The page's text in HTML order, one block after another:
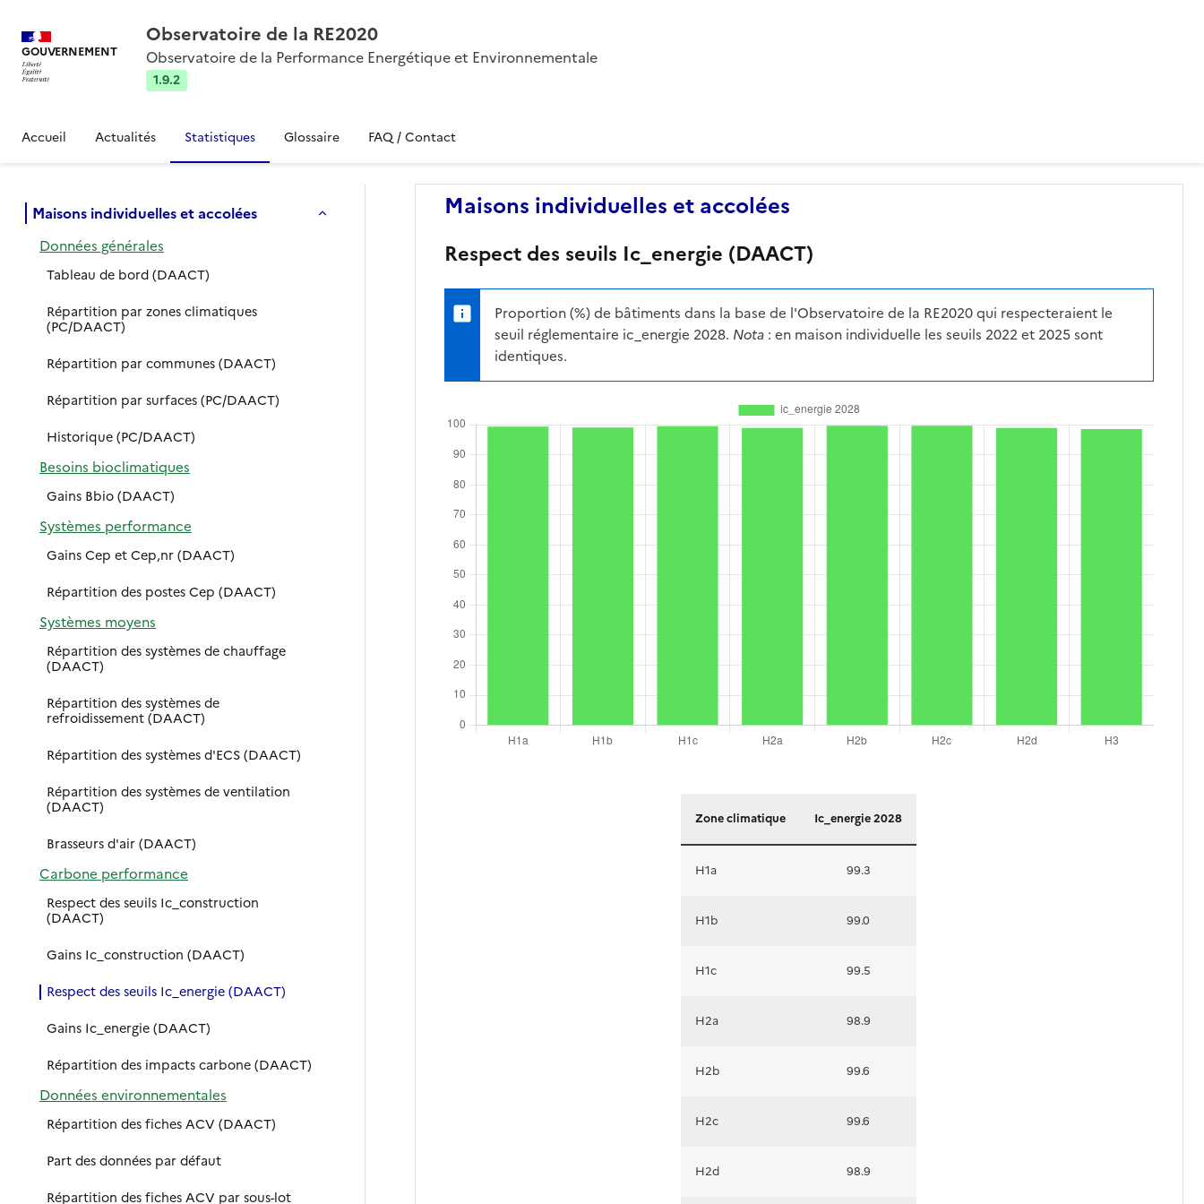
GOUVERNEMENT
Observatoire de la RE2020
Observatoire de la Performance Energétique et Environnementale
1.9.2
Accueil Actualités Statistiques Glossaire FAQ / Contact
Maisons individuelles et accolées
Données générales
Tableau de bord (DAACT)
Répartition par zones climatiques
(PC/DAACT)
Répartition par communes (DAACT)
Répartition par surfaces (PC/DAACT)
Historique (PC/DAACT)
Besoins bioclimatiques
Gains Bbio (DAACT)
Systèmes performance
Gains Cep et Cep,nr (DAACT)
Répartition des postes Cep (DAACT)
Systèmes moyens
Répartition des systèmes de chauffage
(DAACT)
Répartition des systèmes de
refroidissement (DAACT)
Répartition des systèmes d'ECS (DAACT)
Répartition des systèmes de ventilation
(DAACT)
Brasseurs d'air (DAACT)
Carbone performance
Respect des seuils Ic_construction
(DAACT)
Gains Ic_construction (DAACT)
Respect des seuils Ic_energie (DAACT)
Gains Ic_energie (DAACT)
Répartition des impacts carbone (DAACT)
Données environnementales
Répartition des fiches ACV (DAACT)
Part des données par défaut
Répartition des fiches ACV par sous-lot
Maisons individuelles et accolées
Respect des seuils Ic_energie (DAACT)
Proportion (%) de bâtiments dans la base de l'Observatoire de la RE2020 qui respecteraient le
seuil réglementaire ic_energie 2028. Nota: en maison individuelle les seuils 2022 et 2025 sont
identiques.
ic_energie
Zone climatique Ic_energie 2028
H1a 99.3
H1b 99.0
H1c 99.5
H2a 98.9
H2b 99.6
H2c 99.6
H2d 98.9